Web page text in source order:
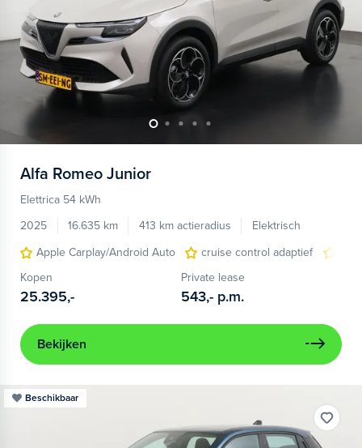
Alfa Romeo Junior
Elettrica 54 kWh
2025
16.635 km 413 km actieradius
Elektrisch
Apple Carplay/Android Auto
cruise control adaptief
Kopen
25.395,-
Private lease
543,- p.m.
Bekijken
Beschikbaar